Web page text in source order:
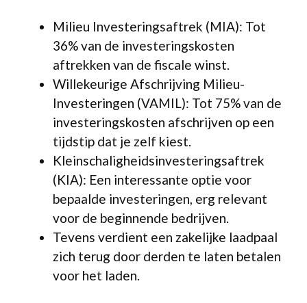
Milieu Investeringsaftrek (MIA): Tot
36% van de investeringskosten
aftrekken van de fiscale winst.
Willekeurige Afschrijving Milieu-
Investeringen (VAMIL): Tot 75% van de
investeringskosten afschrijven op een
tijdstip dat je zelf kiest.
Kleinschaligheidsinvesteringsaftrek
(KIA): Een interessante optie voor
bepaalde investeringen, erg relevant
voor de beginnende bedrijven.
Tevens verdient een zakelijke laadpaal
zich terug door derden te laten betalen
voor het laden.